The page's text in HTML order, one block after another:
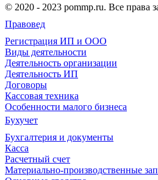
© 2020 - 2023 pommp.ru. Все права
Правовед
Регистрация ИП и ООО
Виды деятельности
Деятельность организации
Деятельность ИП
Договоры
Кассовая техника
Особенности малого бизнеса
Бухучет
Бухгалтерия и документы
Касса
Расчетный счет
Материально-производственные